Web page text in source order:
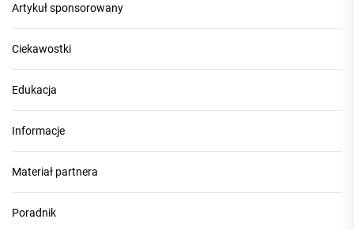
Artykuł sponsorowany
Ciekawostki
Edukacja
Informacje
Materiał partnera
Poradnik